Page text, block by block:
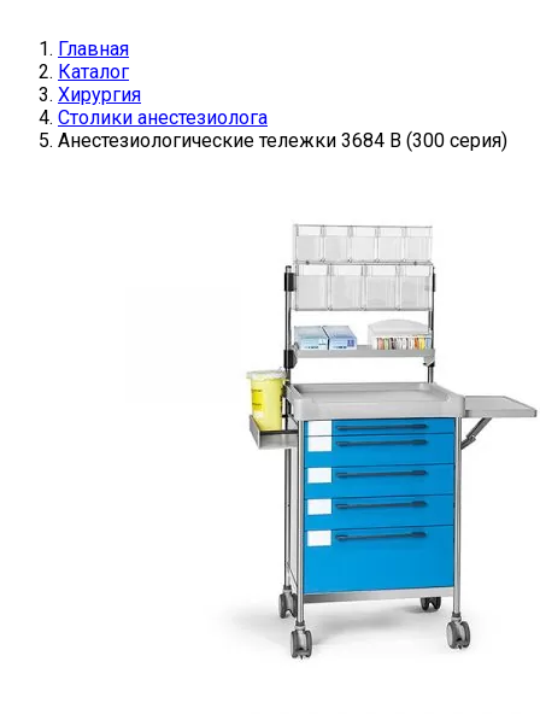
Главная
Каталог
Хирургия
Столики анестезиолога
Анестезиологические тележки 3684 B (300 серия)